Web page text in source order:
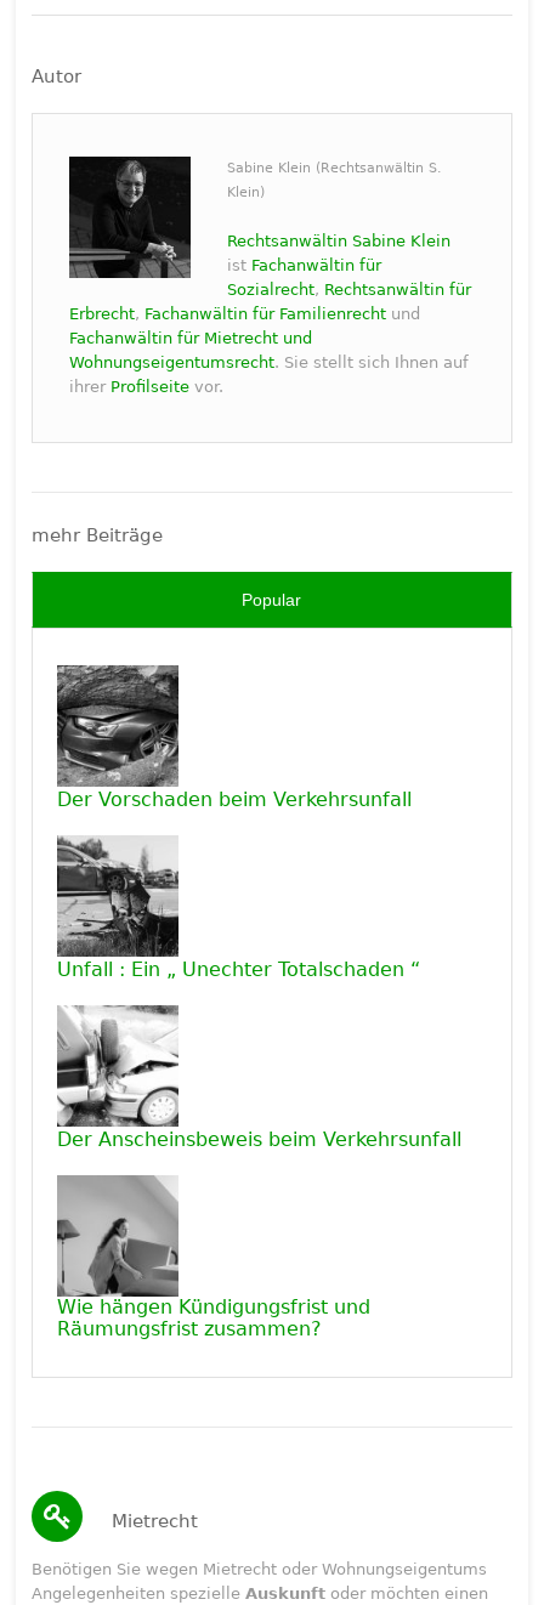
Autor
Sabine Klein (Rechtsanwältin S.
Klein)
Rechtsanwältin Sabine Klein
ist Fachanwältin für
Sozialrecht, Rechtsanwältin für
Erbrecht, Fachanwältin für Familienrecht und
Fachanwältin für Mietrecht und
Wohnungseigentumsrecht. Sie stellt sich Ihnen auf
ihrer Profilseite vor.
mehr Beiträge
Popular
Der Vorschaden beim Verkehrsunfall
Unfall : Ein „ Unechter Totalschaden “
Der Anscheinsbeweis beim Verkehrsunfall
Wie hängen Kündigungsfrist und
Räumungsfrist zusammen?
Mietrecht
Benötigen Sie wegen Mietrecht oder Wohnungseigentums
Angelegenheiten spezielleAuskunft oder möchten einen